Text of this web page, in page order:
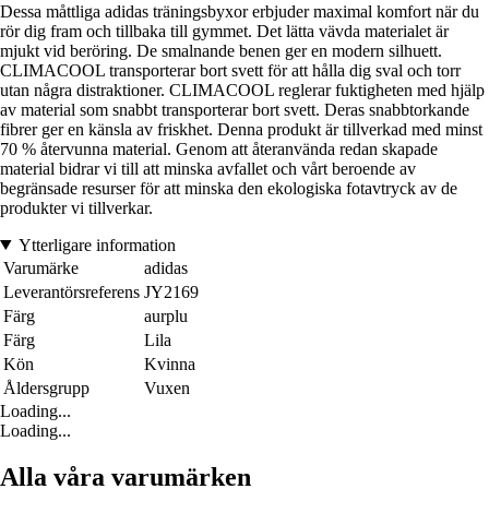
Dessa måttliga adidas träningsbyxor erbjuder maximal komfort när du
rör dig fram och tillbaka till gymmet. Det lätta vävda materialet är
mjukt vid beröring. De smalnande benen ger en modern silhuett.
CLIMACOOL transporterar bort svett för att hålla dig sval och torr
utan några distraktioner. CLIMACOOL reglerar fuktigheten med hjälp
av material som snabbt transporterar bort svett. Deras snabbtorkande
fibrer ger en känsla av friskhet. Denna produkt är tillverkad med minst
70 % återvunna material. Genom att återanvända redan skapade
material bidrar vi till att minska avfallet och vårt beroende av
begränsade resurser för att minska den ekologiska fotavtryck av de
produkter vi tillverkar.
Ytterligare information
Varumärke
adidas
Leverantörsreferens JY2169
Färg
aurplu
Färg
Lila
Kön
Kvinna
Åldersgrupp
Vuxen
Loading...
Loading...
Alla våra varumärken